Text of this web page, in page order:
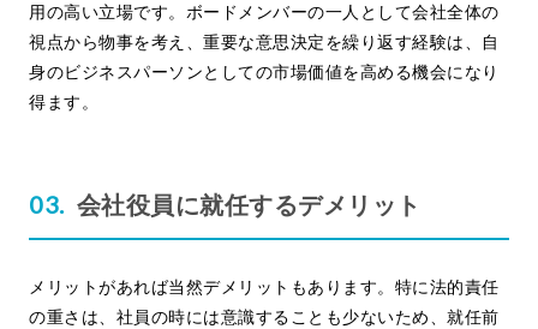
用の高い立場です。ボードメンバーの一人として会社全体の
視点から物事を考え、重要な意思決定を繰り返す経験は、自
身のビジネスパーソンとしての市場価値を高める機会になり
得ます。
会社役員に就任するデメリット
メリットがあれば当然デメリットもあります。特に法的責任
の重さは、社員の時には意識することも少ないため、就任前